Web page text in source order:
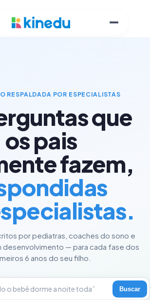
RESPALDADA POR ESPECIALISTAS
que
os pais
fazem,
por pediatras, coaches do sono e
desenvolvimento — para cada fase dos
6 anos do seu filho.
Buscar